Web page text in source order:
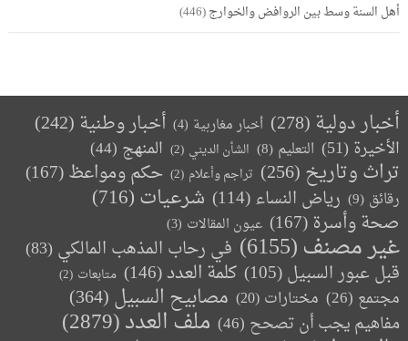
أهل السنة وسط بين الروافض والخوارج(446)
أخبار دولية (278) أخبار مغاربية (4) أخبار وطنية(242)
الأخيرة (51) التعليم (8) الشأن الديني (2) المنهج (44)
تراث وتاريخ(256) تراجم وأعلام (2) حكم ومواعظ(167)
رقائق (9) رياض النساء(114) شرعيات(716)
صحة وأسرة(167) عيون المقالات (3)
غير مصنف(6155) في رحاب المذهب المالكي (83)
قبل عبور السبيل(105) كلمة العدد(146) متابعات (2)
مجتمع (26) مختارات (20) مصابيح السبيل(364)
مفاهيم يجب أن تصحح (46) ملف العدد(2879)